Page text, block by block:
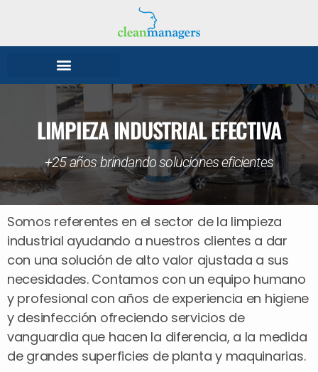
LIMPIEZA INDUSTRIAL EFECTIVA
+25 años brindando soluciones eficientes
Somos referentes en el sector de la limpieza
industrial ayudando a nuestros clientes a dar
con una solución de alto valor ajustada a sus
necesidades. Contamos con un equipo humano
y profesional con años de experiencia en higiene
y desinfección ofreciendo servicios de
vanguardia que hacen la diferencia, a la medida
de grandes superficies de planta y maquinarias.